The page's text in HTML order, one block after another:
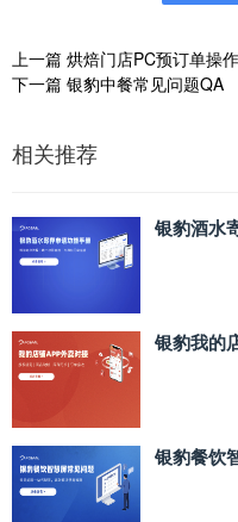
上一篇 烘焙门店PC预订单操
下一篇 银豹中餐常见问题QA
相关推荐
银豹酒水
银豹我的
银豹餐饮